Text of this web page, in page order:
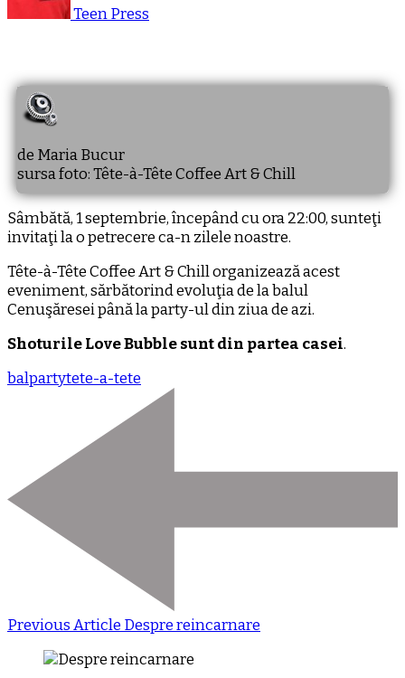
Teen Press
de Maria Bucur
sursa foto: Tête-à-Tête Coffee Art & Chill
Sâmbătă, 1 septembrie, începând cu ora 22:00, sunteţi
invitaţi la o petrecere ca-n zilele noastre.
Tête-à-Tête Coffee Art & Chill organizează acest
eveniment, sărbătorind evoluţia de la balul
Cenuşăresei până la party-ul din ziua de azi.
Shoturile Love Bubble sunt din partea casei.
balpartytete-a-tete
Previous Article Despre reincarnare